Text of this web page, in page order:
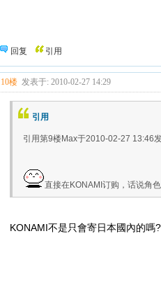
回复 引用
10楼 发表于: 2010-02-27 14:29
引用
引用第9楼Max于2010-02-27 13:46
直接在KONAMI订购，话说角
KONAMI不是只會寄日本國內的嗎?